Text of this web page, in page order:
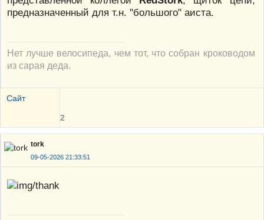
предназначенный для т.н. "большого" аиста.
Нет лучше велосипеда, чем тот, что собран кроководом
из сарая деда.
Сайт
2
tork
09-05-2026 21:33:51